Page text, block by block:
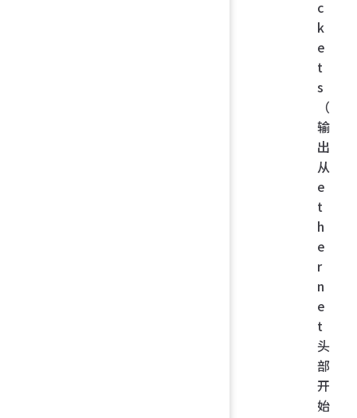
c
k
e
t
s
（
输
出
从
e
t
h
e
r
n
e
t
头
部
开
始